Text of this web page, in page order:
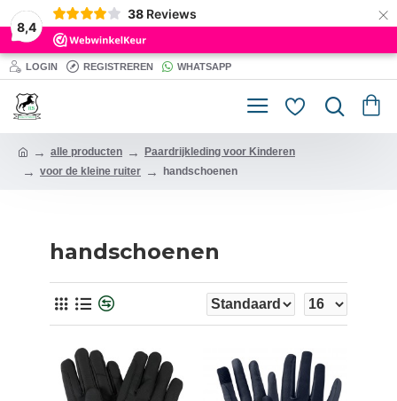
8,4
38 Reviews ×
LOGIN REGISTREREN WHATSAPP
alle producten
Paardrijkleding voor Kinderen
voor de kleine ruiter
handschoenen
handschoenen